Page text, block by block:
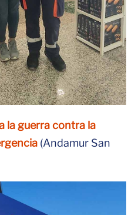
la guerra contra la
(Andamur San